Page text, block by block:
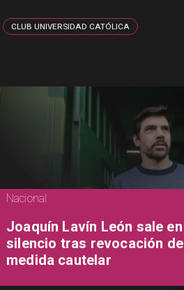
CLUB UNIVERSIDAD CATÓLICA
Nacional
Joaquín Lavín León sale en
silencio tras revocación de
medida cautelar